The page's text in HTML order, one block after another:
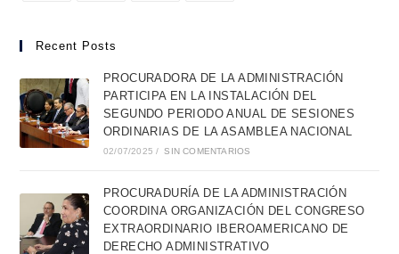
Recent Posts
PROCURADORA DE LA ADMINISTRACIÓN
PARTICIPA EN LA INSTALACIÓN DEL
SEGUNDO PERIODO ANUAL DE SESIONES
ORDINARIAS DE LA ASAMBLEA NACIONAL
02/07/2025 / SIN COMENTARIOS
PROCURADURÍA DE LA ADMINISTRACIÓN
COORDINA ORGANIZACIÓN DEL CONGRESO
EXTRAORDINARIO IBEROAMERICANO DE
DERECHO ADMINISTRATIVO